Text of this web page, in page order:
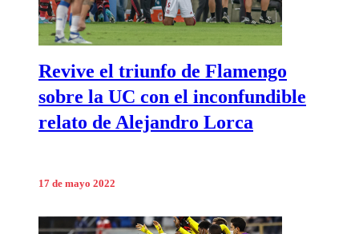
Revive el triunfo de Flamengo
sobre la UC con el inconfundible
relato de Alejandro Lorca
17 de mayo 2022